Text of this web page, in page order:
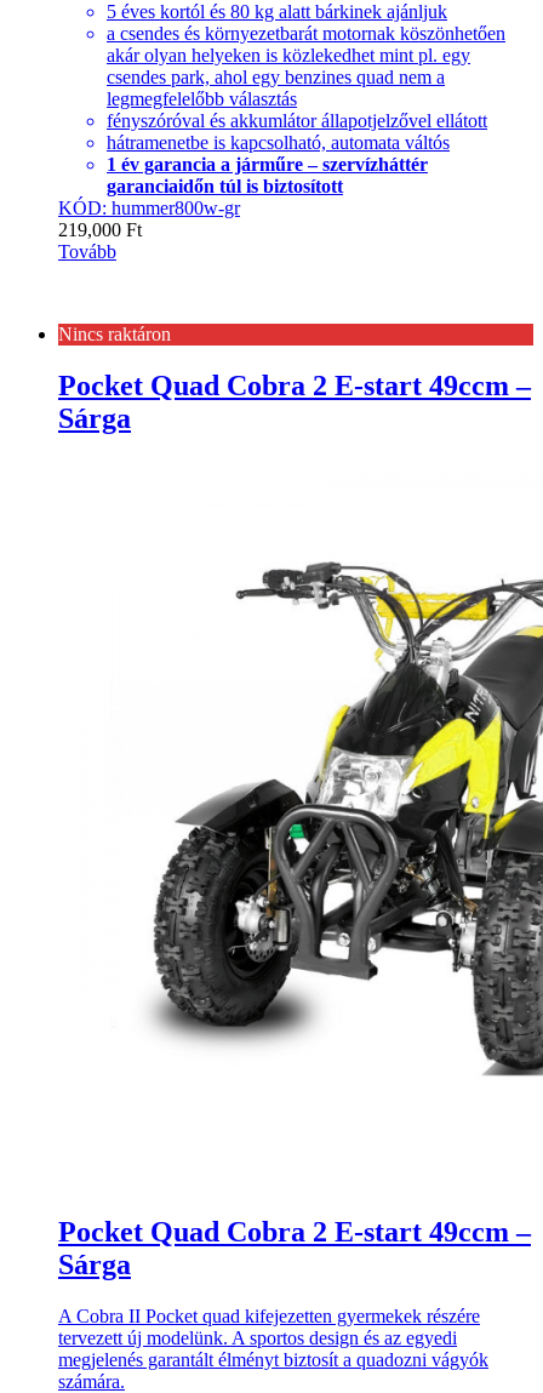
5 éves kortól és 80 kg alatt bárkinek ajánljuk
a csendes és környezetbarát motornak köszönhetően
akár olyan helyeken is közlekedhet mint pl. egy
csendes park, ahol egy benzines quad nem a
legmegfelelőbb választás
fényszóróval és akkumlátor állapotjelzővel ellátott
hátramenetbe is kapcsolható, automata váltós
1 év garancia a járműre – szervízháttér
garanciaidőn túl is biztosított
KÓD: hummer800w-gr
219,000 Ft
Tovább
Nincs raktáron
Pocket Quad Cobra 2 E-start 49ccm –
Sárga
Pocket Quad Cobra 2 E-start 49ccm –
Sárga
A Cobra II Pocket quad kifejezetten gyermekek részére
tervezett új modelünk. A sportos design és az egyedi
megjelenés garantált élményt biztosít a quadozni vágyók
számára.